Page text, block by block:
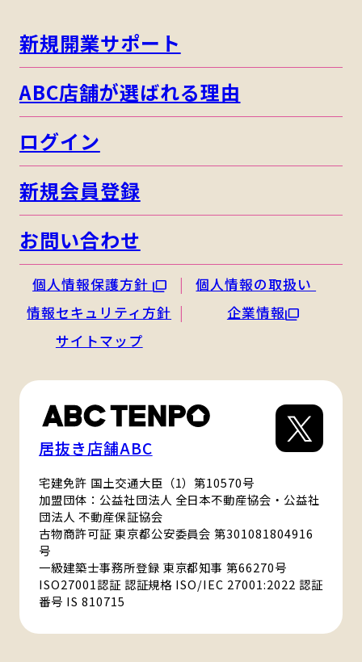
新規開業サポート
ABC店舗が選ばれる理由
ログイン
新規会員登録
お問い合わせ
個人情報保護方針
個人情報の取扱い
情報セキュリティ方針
企業情報
サイトマップ
居抜き店舗ABC
宅建免許 国土交通大臣（1）第10570号
加盟団体：公益社団法人 全日本不動産協会・公益社
団法人 不動産保証協会
古物商許可証 東京都公安委員会 第301081804916
号
一級建築士事務所登録 東京都知事 第66270号
ISO27001認証 認証規格 ISO/IEC 27001:2022 認証
番号 IS 810715